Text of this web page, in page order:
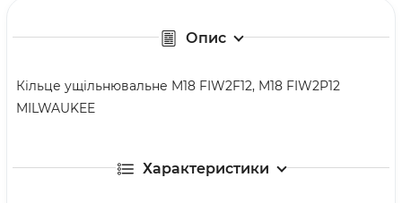
Опис
Кільце ущільнювальне M18 FIW2F12, M18 FIW2P12
MILWAUKEE
Характеристики